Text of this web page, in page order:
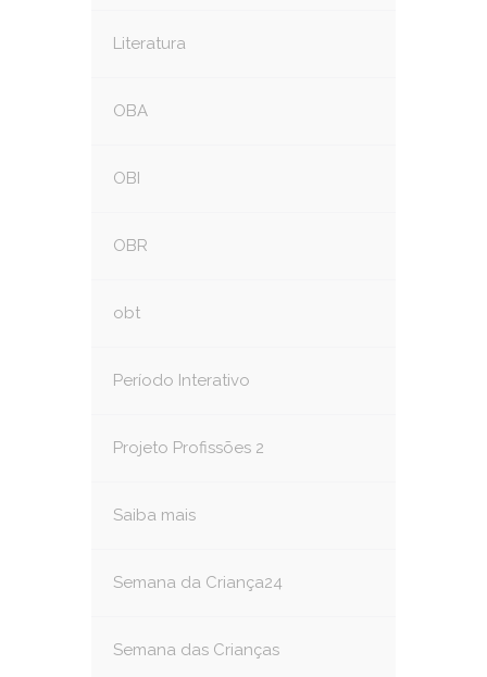
Literatura
OBA
OBI
OBR
obt
Período Interativo
Projeto Profissões 2
Saiba mais
Semana da Criança24
Semana das Crianças